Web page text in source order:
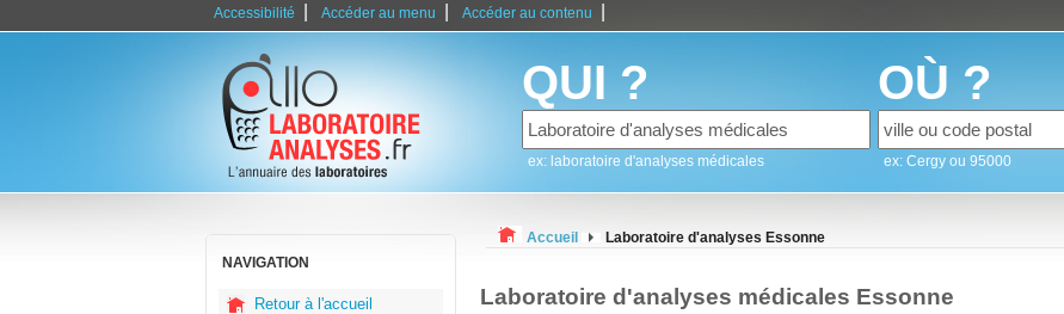
Accessibilité Accéder au menu Accéder au contenu
QUI ?
ex: laboratoire d'analyses médicales
OÙ ?
ex: Cergy ou 95000
NAVIGATION
Retour à l'accueil
Accueil Laboratoire d'analyses Essonne
Laboratoire d'analyses médicales Essonne